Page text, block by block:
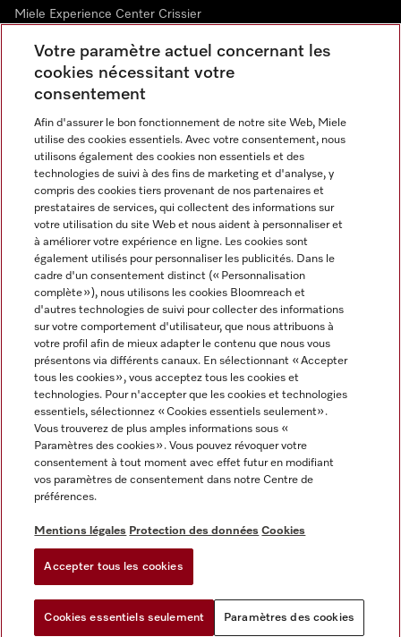
Miele Experience Center Crissier
Newsletter
Langue
FRANÇAIS
Mentions légales
CGV
Protection des données
Paramètres des cookies
Miele sur Youtube
Votre paramètre actuel concernant les
cookies nécessitant votre
consentement
Afin d'assurer le bon fonctionnement de notre site Web, Miele
utilise des cookies essentiels. Avec votre consentement, nous
utilisons également des cookies non essentiels et des
technologies de suivi à des fins de marketing et d'analyse, y
compris des cookies tiers provenant de nos partenaires et
prestataires de services, qui collectent des informations sur
votre utilisation du site Web et nous aident à personnaliser et
à améliorer votre expérience en ligne. Les cookies sont
également utilisés pour personnaliser les publicités. Dans le
cadre d'un consentement distinct (« Personnalisation
complète »), nous utilisons les cookies Bloomreach et
d'autres technologies de suivi pour collecter des informations
sur votre comportement d'utilisateur, que nous attribuons à
votre profil afin de mieux adapter le contenu que nous vous
présentons via différents canaux. En sélectionnant « Accepter
tous les cookies », vous acceptez tous les cookies et
technologies. Pour n'accepter que les cookies et technologies
essentiels, sélectionnez « Cookies essentiels seulement».
Vous trouverez de plus amples informations sous «
Paramètres des cookies ». Vous pouvez révoquer votre
consentement à tout moment avec effet futur en modifiant
vos paramètres de consentement dans notre Centre de
préférences.
Mentions légales Protection des données Cookies
Accepter tous les cookies
Cookies essentiels seulement Paramètres des cookies